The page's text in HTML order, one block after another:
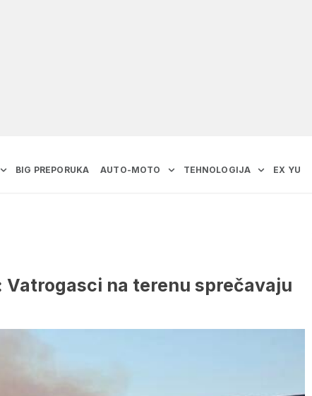
BIG PREPORUKA AUTO-MOTO TEHNOLOGIJA EX YU
na terenu sprečavaju